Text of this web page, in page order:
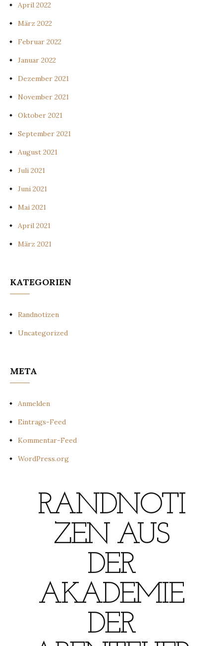
April 2022
März 2022
Februar 2022
Januar 2022
Dezember 2021
November 2021
Oktober 2021
September 2021
August 2021
Juli 2021
Juni 2021
Mai 2021
April 2021
März 2021
KATEGORIEN
Randnotizen
Uncategorized
META
Anmelden
Eintrags-Feed
Kommentar-Feed
WordPress.org
RANDNOTI
ZEN AUS
DER
AKADEMIE
DER